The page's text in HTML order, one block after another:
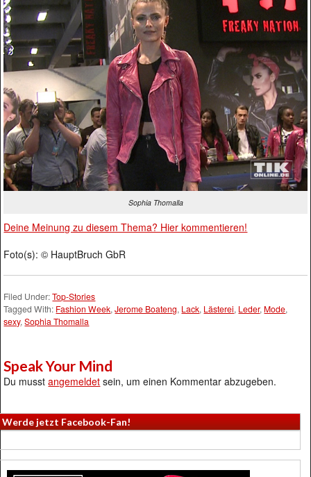
Sophia Thomalla
Deine Meinung zu diesem Thema? Hier kommentieren!
Foto(s): © HauptBruch GbR
Filed Under:Top-Stories
Tagged With: Fashion Week,Jerome Boateng, Lack, Lästerei, Leder, Mode,
sexy,Sophia Thomalla
Speak Your Mind
Du musstangemeldet sein, um einen Kommentar abzugeben.
Werde jetzt Facebook-Fan!